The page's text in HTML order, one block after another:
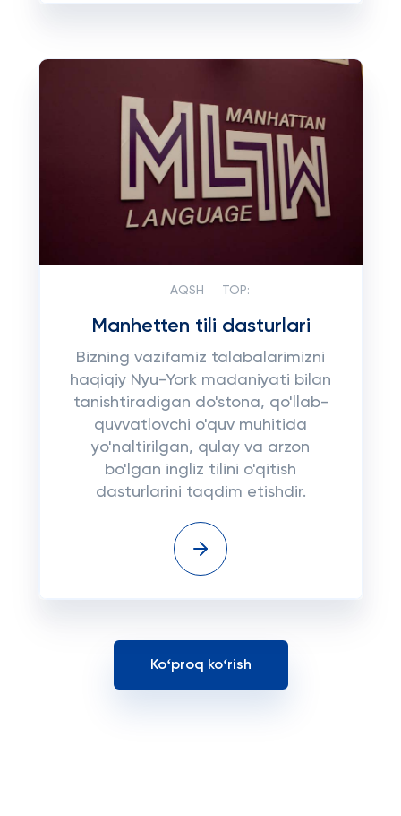
AQSH TOP:
Manhetten tili dasturlari
Bizning vazifamiz talabalarimizni
haqiqiy Nyu-York madaniyati bilan
tanishtiradigan do'stona, qo'llab-
quvvatlovchi o'quv muhitida
yo'naltirilgan, qulay va arzon
bo'lgan ingliz tilini o'qitish
dasturlarini taqdim etishdir.
Koʻproq koʻrish